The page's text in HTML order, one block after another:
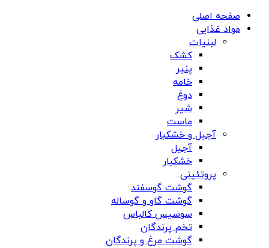
صفحه اصلی
مواد غذایی
لبنیات
کشک
پنیر
خامه
دوغ
شیر
ماست
آجیل و خشکبار
آجیل
خشکبار
پروتئینی
گوشت گوسفند
گوشت گاو و گوساله
سوسیس کالباس
تخم پرندگان
گوشت مرغ و پرندگان